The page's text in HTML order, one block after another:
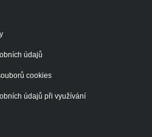
údajů
cookies
údajů při využívání